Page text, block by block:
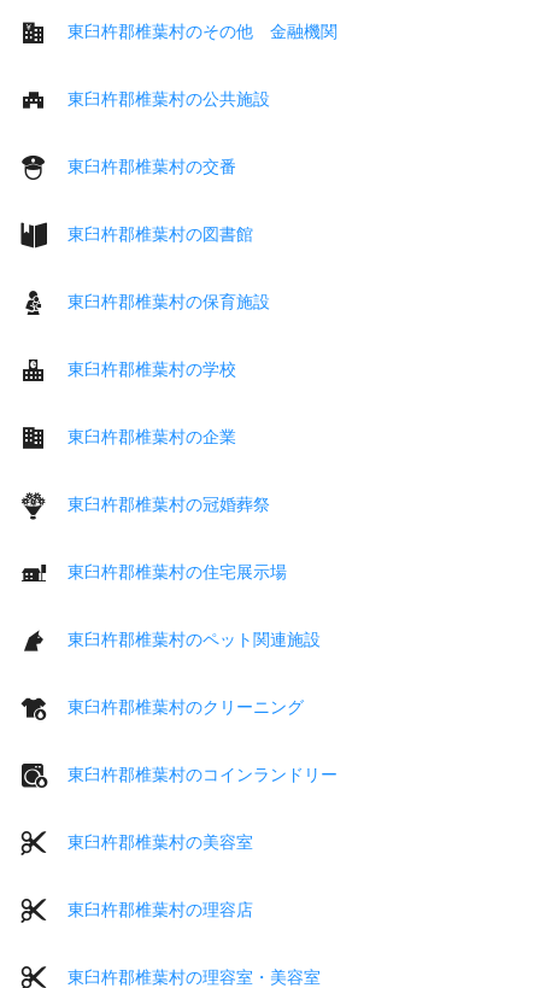
東臼杵郡椎葉村のその他 金融機関
東臼杵郡椎葉村の公共施設
東臼杵郡椎葉村の交番
東臼杵郡椎葉村の図書館
東臼杵郡椎葉村の保育施設
東臼杵郡椎葉村の学校
東臼杵郡椎葉村の企業
東臼杵郡椎葉村の冠婚葬祭
東臼杵郡椎葉村の住宅展示場
東臼杵郡椎葉村のペット関連施設
東臼杵郡椎葉村のクリーニング
東臼杵郡椎葉村のコインランドリー
東臼杵郡椎葉村の美容室
東臼杵郡椎葉村の理容店
東臼杵郡椎葉村の理容室・美容室